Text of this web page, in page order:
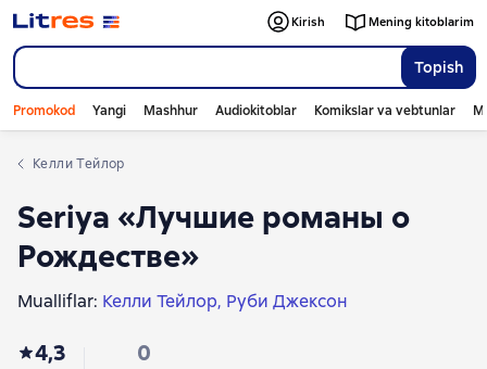
Topish
Kirish Mening kitoblarim
Promokod Yangi Mashhur Audiokitoblar Komikslar va vebtunlar
Келли Тейлор
Seriya «Лучшие романы о
Рождестве»
Mualliflar: Келли Тейлор Руби Джексон
4,3 0